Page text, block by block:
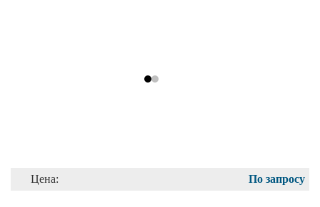
По запросу
Цена: